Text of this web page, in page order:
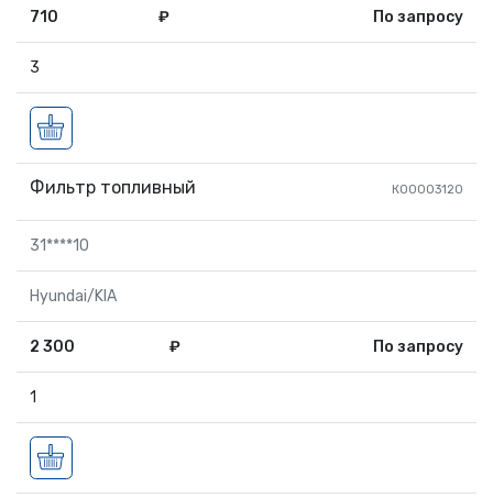
710 ₽ По запросу
3
Фильтр топливный КО0003120
31****10
Hyundai/KIA
2 300 ₽ По запросу
1